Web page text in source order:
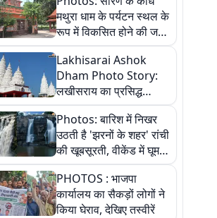
मथुरा धाम के पर्यटन स्थल के
रूप में विकसित होने की जगी
आस, 9 तस्वीरों में देखें पूरी
कहानी
Lakhisarai Ashok
Dham Photo Story:
लखीसराय का प्रसिद्ध
अशोक धाम—आस्था,
श्रृंगार, अनुष्ठान और
अलौकिक संध्या आरती के
विहंगम दृश्य
Photos: बारिश में निखर
उठती है 'झरनों के शहर' रांची
की खूबसूरती, वीकेंड में घूम
आएं ये 5 वादियां
PHOTOS : भाजपा
कार्यालय का सैकड़ों लोगों ने
किया घेराव, देखिए तस्वीरें